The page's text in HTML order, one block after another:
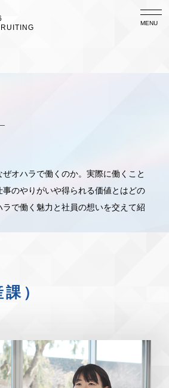
MENU
オハラで働くのか。実際に働くこと
のやりがいや得られる価値とはどの
ラで働く魅力と社員の想いを交えて紹
）